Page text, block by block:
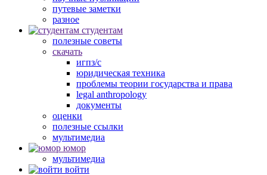
путевые заметки
разное
студентам
полезные советы
скачать
игпз/с
юридическая техника
проблемы теории государства и права
legal anthropology
документы
оценки
полезные ссылки
мультимедиа
юмор
мультимедиа
войти